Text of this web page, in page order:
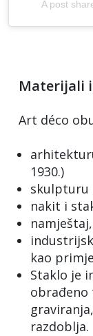
A post
Materijali
Art déco
1930.)
skulpturu
nakit i
kao
Staklo je
obrađeno
razdoblja.